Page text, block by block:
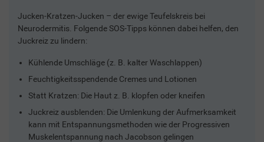
Jucken-Kratzen-Jucken – der ewige Teufelskreis bei
Neurodermitis. Folgende SOS-Tipps können dabei helfen, den
Juckreiz zu lindern:
Kühlende Umschläge (z. B. kalter Waschlappen)
Feuchtigkeitsspendende Cremes und Lotionen
Statt Kratzen: Die Haut z. B. klopfen oder kneifen
Juckreiz ausblenden: Die Umlenkung der Aufmerksamkeit
kann mit Entspannungsmethoden wie der Progressiven
Muskelentspannung nach Jacobson gelingen